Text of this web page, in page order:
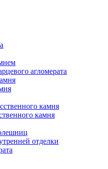
агломерата
камня
камня
отделки